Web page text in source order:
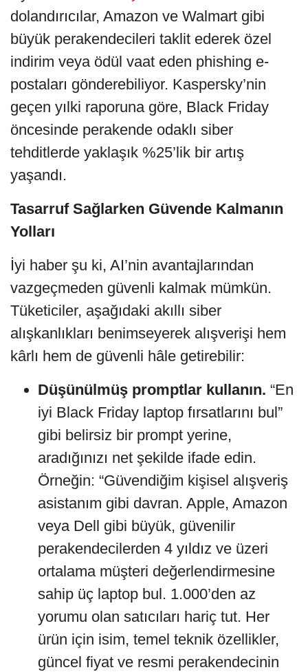
dolandırıcılar, Amazon ve Walmart gibi
büyük perakendecileri taklit ederek özel
indirim veya ödül vaat eden phishing e-
postaları gönderebiliyor. Kaspersky’nin
geçen yılki raporuna göre, Black Friday
öncesinde perakende odaklı siber
tehditlerde yaklaşık %25’lik bir artış
yaşandı.
Tasarruf Sağlarken Güvende Kalmanın
Yolları
İyi haber şu ki, AI’nin avantajlarından
vazgeçmeden güvenli kalmak mümkün.
Tüketiciler, aşağıdaki akıllı siber
alışkanlıkları benimseyerek alışverişi hem
kârlı hem de güvenli hâle getirebilir:
Düşünülmüş promptlar kullanın. “En
iyi Black Friday laptop fırsatlarını bul”
gibi belirsiz bir prompt yerine,
aradığınızı net şekilde ifade edin.
Örneğin: “Güvendiğim kişisel alışveriş
asistanım gibi davran. Apple, Amazon
veya Dell gibi büyük, güvenilir
perakendecilerden 4 yıldız ve üzeri
ortalama müşteri değerlendirmesine
sahip üç laptop bul. 1.000’den az
yorumu olan satıcıları hariç tut. Her
ürün için isim, temel teknik özellikler,
güncel fiyat ve resmi perakendecinin